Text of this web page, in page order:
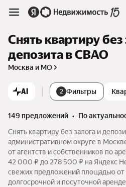
Снять квартиру без
депозита в СВАО
Москва и МО
AI 2 Фильтры
149 предложений •
по
Снять квартиру без залога и
административном округе в
от агентств и собственников по
42 000 ₽ до 278 500 ₽ на Яндекс
свежих предложений площадью от
долгосрочной и посуточной